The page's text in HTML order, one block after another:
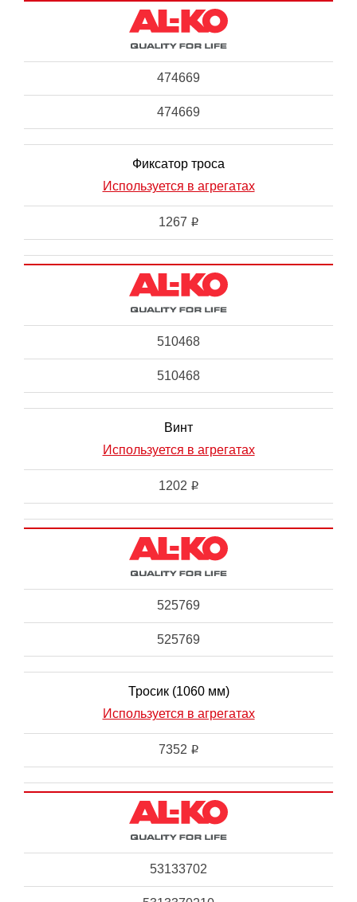
474669
474669
Фиксатор троса
Используется в агрегатах
1267 i
510468
510468
Винт
Используется в агрегатах
1202 i
525769
525769
Тросик (1060 мм)
Используется в агрегатах
7352 i
53133702